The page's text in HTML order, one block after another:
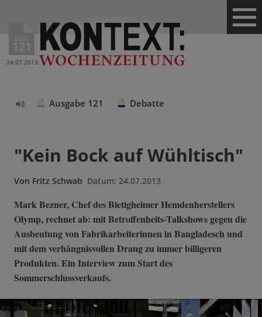
Ausg.
121
24.07.2013
Ausgabe 121 Debatte
"Kein Bock auf Wühltisch"
Von Fritz Schwab Datum: 24.07.2013
Mark Bezner, Chef des Bietigheimer Hemdenherstellers
Olymp, rechnet ab: mit Betroffenheits-Talkshows gegen die
Ausbeutung von Fabrikarbeiterinnen in Bangladesch und
mit dem verhängnisvollen Drang zu immer billigeren
Produkten. Ein Interview zum Start des
Sommerschlussverkaufs.